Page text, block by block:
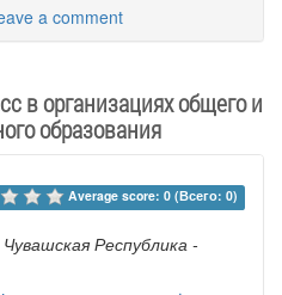
a comment
в организациях общего и
образования
Average score: 0 (Всего: 0)
Республика -